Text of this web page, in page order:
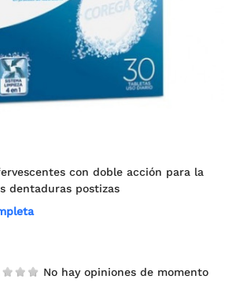
con doble acción para la
dentaduras postizas
No hay opiniones de momento